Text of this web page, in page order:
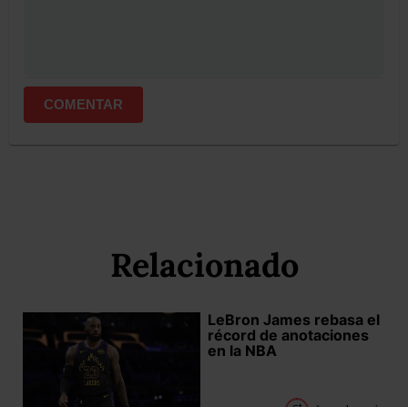
COMENTAR
Relacionado
LeBron James rebasa el
récord de anotaciones
en la NBA